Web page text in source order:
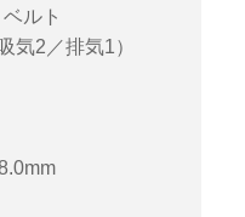
ルト
気2／排気1）